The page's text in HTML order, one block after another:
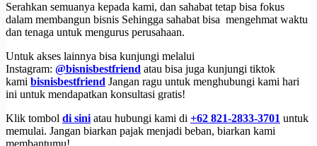
Serahkan semuanya kepada kami, dan sahabat tetap bisa fokus
dalam membangun bisnis Sehingga sahabat bisa mengehmat waktu
dan tenaga untuk mengurus perusahaan.
Untuk akses lainnya bisa kunjungi melalui
Instagram: @bisnisbestfriend atau bisa juga kunjungi tiktok
kami bisnisbestfriend Jangan ragu untuk menghubungi kami hari
ini untuk mendapatkan konsultasi gratis!
Klik tombol di siniatau hubungi kami di +62 821-2833-3701 untuk
memulai. Jangan biarkan pajak menjadi beban, biarkan kami